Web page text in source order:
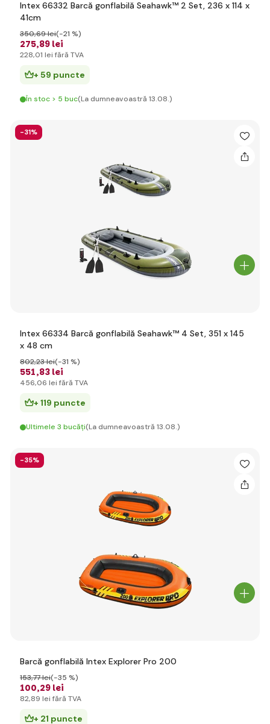
Intex 66332 Barcă gonflabilă Seahawk™ 2 Set, 236 x 114 x
41cm
275,89 lei
350,69 lei(-21 %)
228,01 lei fără TVA
+ 59 puncte
În stoc > 5 buc(La dumneavoastră 13.08.)
-31%
Intex 66334 Barcă gonflabilă Seahawk™ 4 Set, 351 x 145
x 48 cm
551,83 lei
802,23 lei(-31 %)
456,06 lei fără TVA
+ 119 puncte
Ultimele 3 bucăți(La dumneavoastră 13.08.)
-35%
Barcă gonflabilă Intex Explorer Pro 200
100,29 lei
153,77 lei(-35 %)
82,89 lei fără TVA
+ 21 puncte